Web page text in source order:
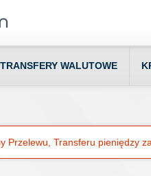
TRANSFERY WALUTOWE
Przelewu, Transferu pieniędzy